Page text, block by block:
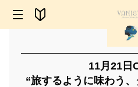
11月21日
“旅するように味わう